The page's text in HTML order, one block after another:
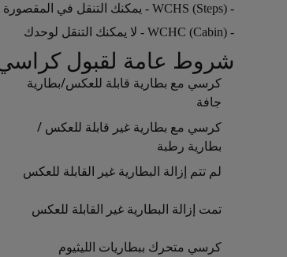
Open in a new window
- WCHS (Steps) - يمكنك التنقل في المقصورة لوحدك ولكن لا يمكنك صعود أو نزول الدرج
Open in a new window
- WCHC (Cabin) - لا يمكنك التنقل لوحدك
Open in a new window
شروط عامة لقبول
كرسي مع بطارية قابلة للعكس/بطارية
جافة
كرسي مع بطارية غير قابلة للعكس /
بطارية رطبة
لم تتم إزالة البطارية غير القابلة للعكس
تمت إزالة البطارية غير القابلة للعكس
كرسي متحرك ببطاريات الليثيوم